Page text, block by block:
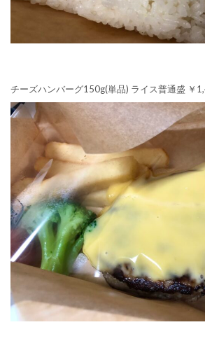
チーズハンバーグ150g(単品) ライス普通盛 ￥